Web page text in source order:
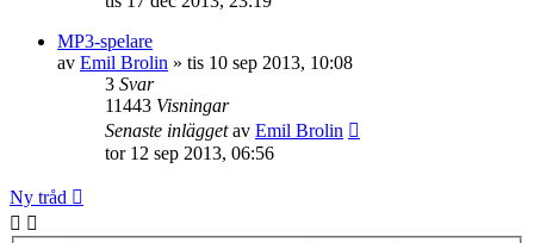
MP3-spelare
av Emil Brolin » tis 10 sep 2013, 10:08
3 Svar
11443 Visningar
Senaste inläggetav Emil Brolin
tor 12 sep 2013, 06:56
Ny tråd